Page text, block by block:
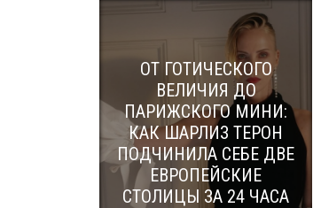
ОТ ГОТИЧЕСКОГО
ВЕЛИЧИЯ ДО
ПАРИЖСКОГО МИНИ:
КАК ШАРЛИЗ ТЕРОН
ПОДЧИНИЛА СЕБЕ ДВЕ
ЕВРОПЕЙСКИЕ
СТОЛИЦЫ ЗА 24 ЧАСА